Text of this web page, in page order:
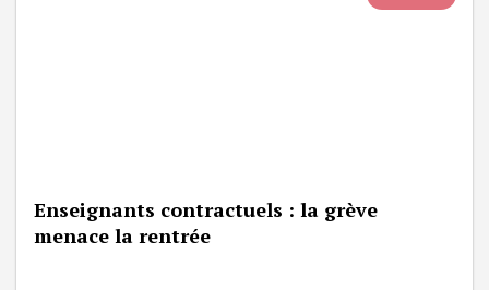
Enseignants contractuels : la grève
menace la rentrée